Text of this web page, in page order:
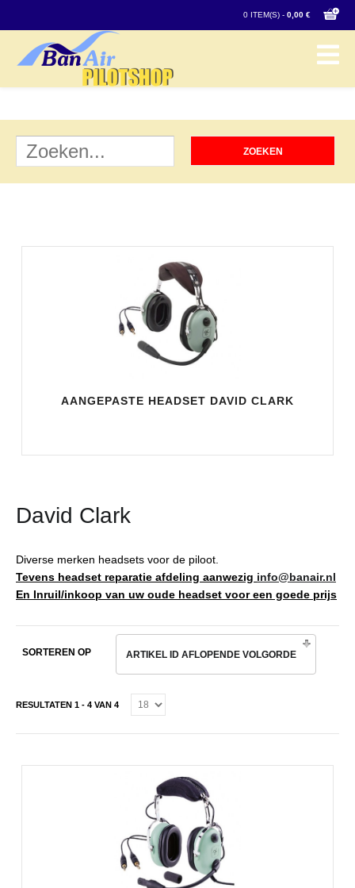
0 ITEM(S) - 0,00 €
AANGEPASTE HEADSET DAVID CLARK
David Clark
Diverse merken headsets voor de piloot.
Tevens headset reparatie afdeling aanwezig info@banair.nl
En Inruil/inkoop van uw oude headset voor een goede prijs
SORTEREN OP ARTIKEL ID AFLOPENDE VOLGORDE
RESULTATEN 1 - 4 VAN 4